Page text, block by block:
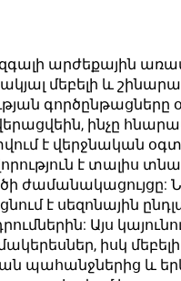
վրա հիմնված
մոդելի
տպագրված
| Նույն
եզրաշերտեր |
առանց
մեբելի
արժեքային
մեբելի և
ինչը
է վերջնական
է տալիս
է
Այս
իսկ
պահանջներից և